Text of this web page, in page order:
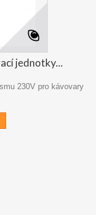
jednotky...
230V pro kávovary